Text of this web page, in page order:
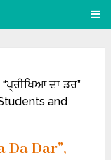
ਦਾ ਡਰ”
and
Da Dar”,